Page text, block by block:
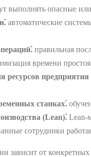
выполнять опасные
автоматические
правильная
времени простоя
ресурсов предприятия
станках⁚
(Lean)⁚ Lean-
сотрудники
зависит от